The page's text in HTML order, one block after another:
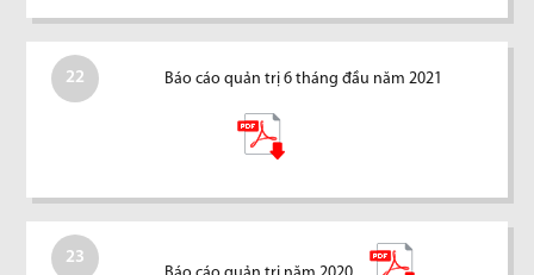
22 Báo cáo quản trị 6 tháng đầu năm 2021
23